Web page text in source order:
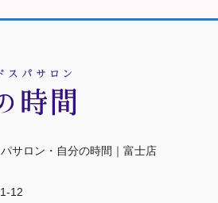
サロン・自分の時間｜富士店
12